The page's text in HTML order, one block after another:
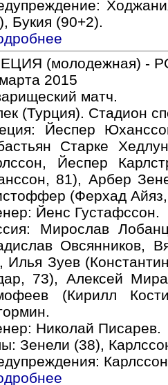
Букия (90+2).
(молодежная) -
2015
матч.
(Турция). Стадион
Йеспер
Старке
Йеспер
81), Арбер
(Ферхад
Йенс Густафссон.
Мирослав
Овсянников,
Илья Зуев
73), Алексей
(Кирилл
Николай Писарев.
Зенели (38),